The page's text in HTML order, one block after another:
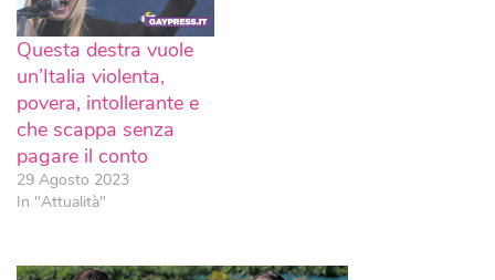
Questa destra vuole
un’Italia violenta,
povera, intollerante e
che scappa senza
pagare il conto
29 Agosto 2023
In "Attualità"